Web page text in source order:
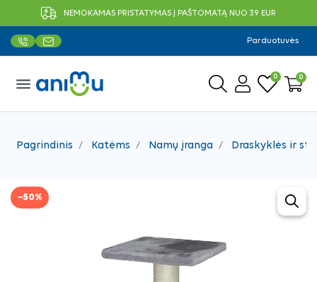
NEMOKAMAS PRISTATYMAS Į PAŠTOMATĄ NUO 39 EUR
Parduotuvės
menu 0 0
Pagrindinis Katėms Namų įranga Draskyklės ir
−50%